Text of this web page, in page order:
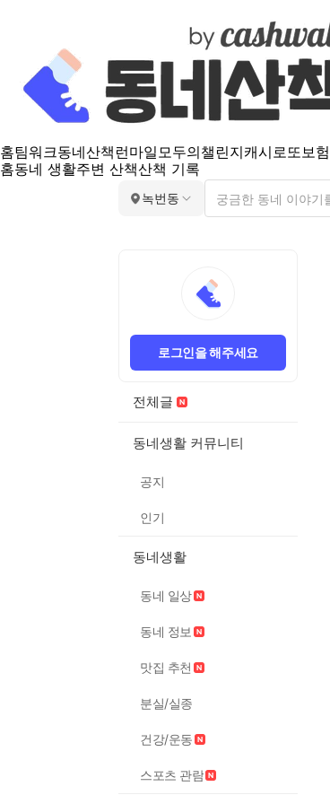
홈팀워크동네산책 런마일모두의챌린지캐시로또보험
홈동네 생활주변 산책산책 기록
녹번동
로그인을 해주세요
전체글
동네생활 커뮤니티
공지
인기
동네생활
동네 일상
동네 정보
맛집 추천
분실/실종
건강/운동
스포츠 관람